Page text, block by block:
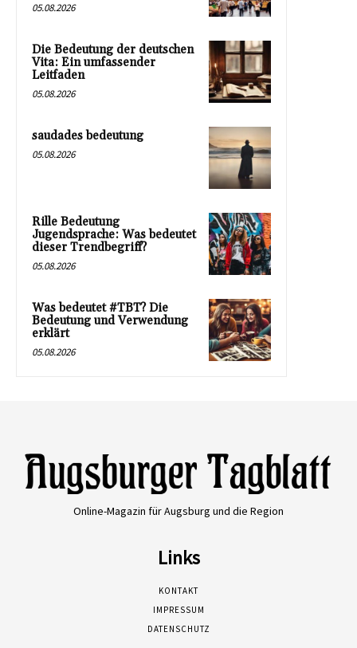
05.08.2026
Die Bedeutung der deutschen
Vita: Ein umfassender
Leitfaden
05.08.2026
saudades bedeutung
05.08.2026
Rille Bedeutung
Jugendsprache: Was bedeutet
dieser Trendbegriff?
05.08.2026
Was bedeutet #TBT? Die
Bedeutung und Verwendung
erklärt
05.08.2026
Online-Magazin für Augsburg und die Region
Links
KONTAKT
IMPRESSUM
DATENSCHUTZ